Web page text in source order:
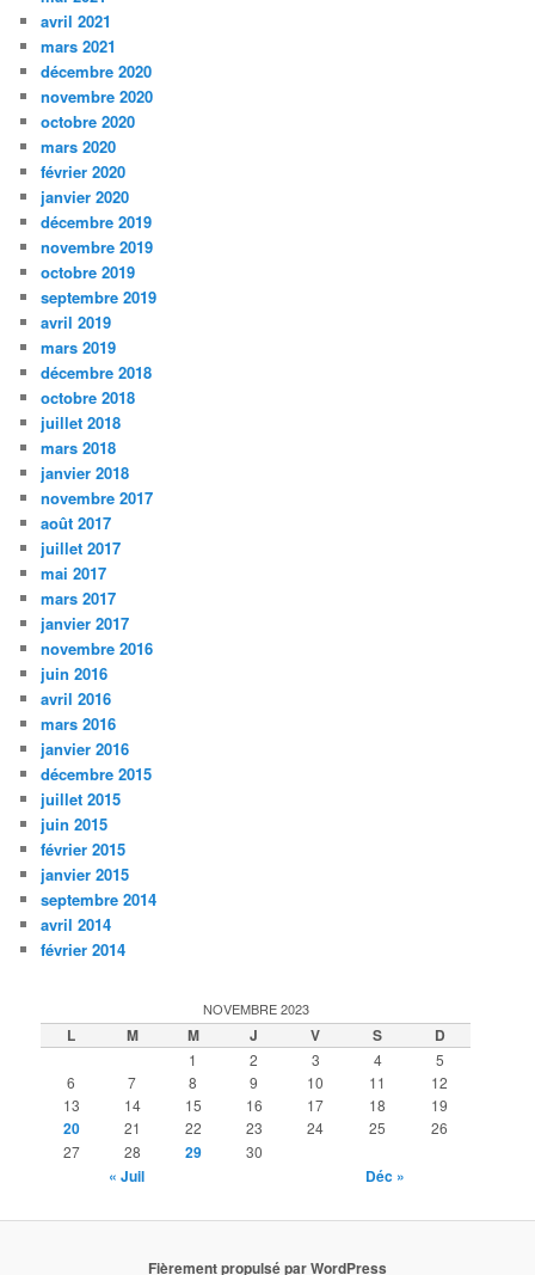
avril 2021
mars 2021
décembre 2020
novembre 2020
octobre 2020
mars 2020
février 2020
janvier 2020
décembre 2019
novembre 2019
octobre 2019
septembre 2019
avril 2019
mars 2019
décembre 2018
octobre 2018
juillet 2018
mars 2018
janvier 2018
novembre 2017
août 2017
juillet 2017
mai 2017
mars 2017
janvier 2017
novembre 2016
juin 2016
avril 2016
mars 2016
janvier 2016
décembre 2015
juillet 2015
juin 2015
février 2015
janvier 2015
septembre 2014
avril 2014
février 2014
NOVEMBRE 2023
L M M J V S D
1 2 3 4
5
6
7 8 9 10 11
12
13
14 15 16 17 18 19
20 21 22 23 24 25
26
27
28 29 30
« Juil Déc »
Fièrement propulsé par WordPress